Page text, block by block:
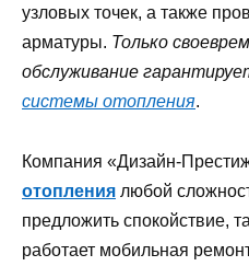
узловых точек, а также
арматуры. Только
обслуживание
системы отопления.
Компания «Дизайн-
отопления любой
предложить спокойствие,
работает мобильная